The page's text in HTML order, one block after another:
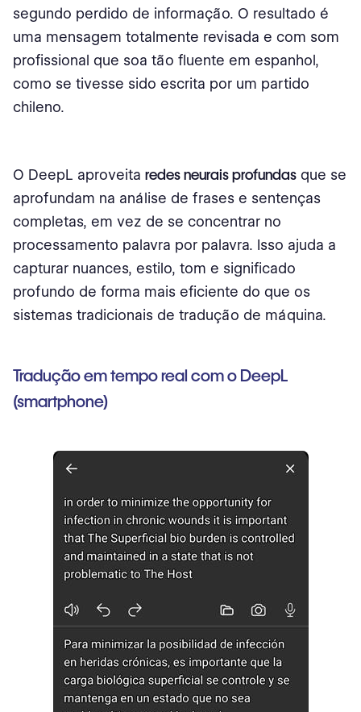
segundo perdido de informação. O resultado é
uma mensagem totalmente revisada e com som
profissional que soa tão fluente em espanhol,
como se tivesse sido escrita por um partido
chileno.
O DeepL aproveita redes neurais profundas que se
aprofundam na análise de frases e sentenças
completas, em vez de se concentrar no
processamento palavra por palavra. Isso ajuda a
capturar nuances, estilo, tom e significado
profundo de forma mais eficiente do que os
sistemas tradicionais de tradução de máquina.
Tradução em tempo real com o DeepL
(smartphone)